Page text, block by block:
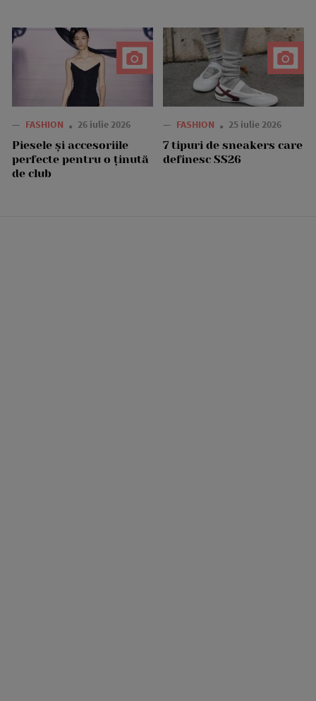
— FASHION 26 iulie 2026
Piesele și accesoriile
perfecte pentru o ținută
de club
— FASHION 25 iulie 2026
7 tipuri de sneakers care
definesc SS26